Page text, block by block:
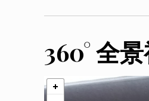
360° 全